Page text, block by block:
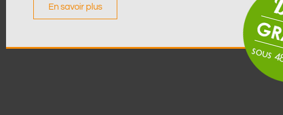
En savoir plus